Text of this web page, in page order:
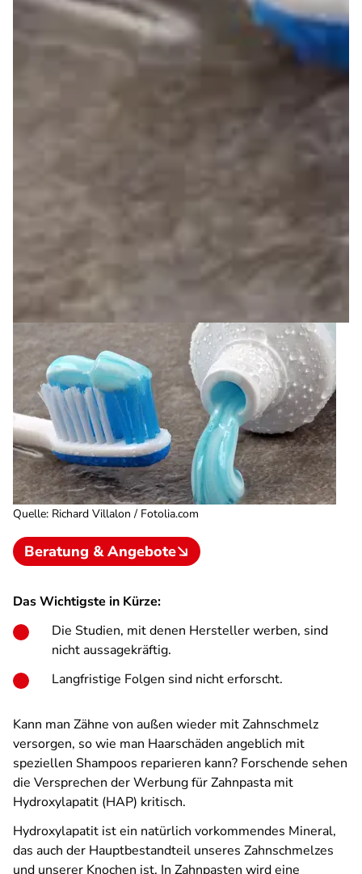
Quelle: Richard Villalon / Fotolia.com
Beratung & Angebote
Das Wichtigste in Kürze:
Die Studien, mit denen Hersteller werben, sind
nicht aussagekräftig.
Langfristige Folgen sind nicht erforscht.
Kann man Zähne von außen wieder mit Zahnschmelz
versorgen, so wie man Haarschäden angeblich mit
speziellen Shampoos reparieren kann? Forschende sehen
die Versprechen der Werbung für Zahnpasta mit
Hydroxylapatit (HAP) kritisch.
Hydroxylapatit ist ein natürlich vorkommendes Mineral,
das auch der Hauptbestandteil unseres Zahnschmelzes
und unserer Knochen ist. In Zahnpasten wird eine